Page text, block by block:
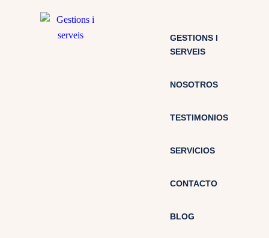
GESTIONS I
SERVEIS
NOSOTROS
TESTIMONIOS
SERVICIOS
CONTACTO
BLOG